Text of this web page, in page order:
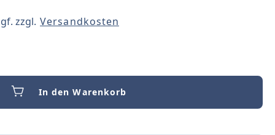
zzgl. Versandkosten
In den Warenkorb